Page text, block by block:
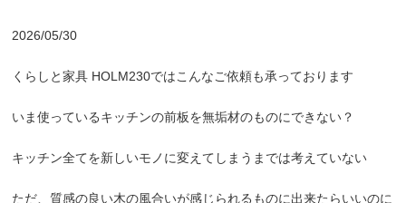
2026/05/30
くらしと家具 HOLM230ではこんなご依頼も承っております
いま使っているキッチンの前板を無垢材のものにできない？
キッチン全てを新しいモノに変えてしまうまでは考えていない
ただ、質感の良い木の風合いが感じられるものに出来たらいいのに